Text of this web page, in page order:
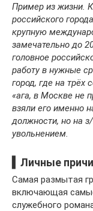
Пример из жизни.
российского
крупную
замечательно до
головное
работу в нужные
город, где на трёх
«ага, в Москве не
взяли его именно
должности, но на
увольнением.
▍Личные
Самая размытая
включающая
служебного